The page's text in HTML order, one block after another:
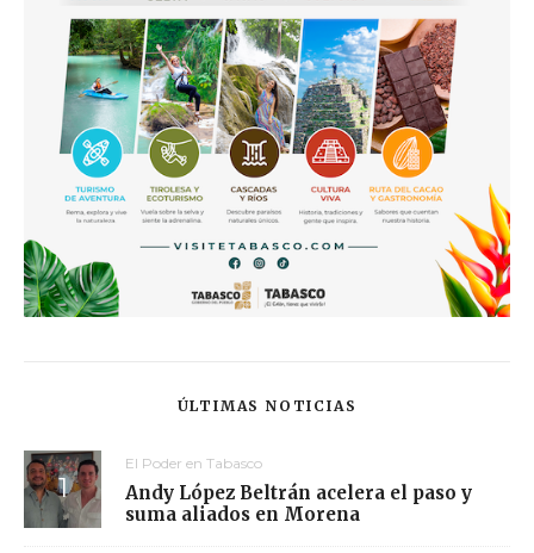
ÚLTIMAS NOTICIAS
El Poder en Tabasco
Andy López Beltrán acelera el paso y
suma aliados en Morena